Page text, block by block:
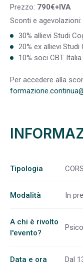
Prezzo: 790€+IVA
Sconti e agevolazioni:
30% allievi Studi
20% ex allievi Studi
10% soci CBT Italia
Per accedere alla
Tipologia CORSI
Modalità In
A chi è rivolto
l'evento?
Data e ora Dal